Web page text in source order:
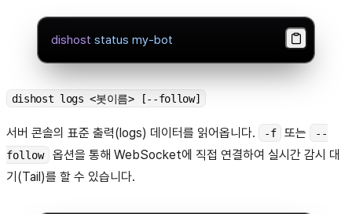
dishost status my-bot
dishost logs <봇이름> [--follow]
서버 콘솔의 표준 출력(logs) 데이터를 읽어옵니다. -f 또는
--
follow
옵션을 통해 WebSocket에 직접 연결하여 실시간 감시 대
기(Tail)를 할 수 있습니다.